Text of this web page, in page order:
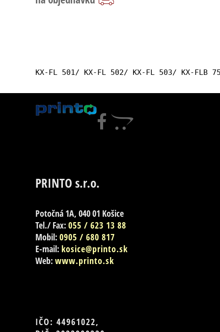
KX-FL 501/ KX-FL 502/ KX-FL 503/ KX-FLB
PRINTO s.r.o.
Potočná 1A, 040 01 Košice
Tel./ Fax: 055 / 623 13 88
Mobil: 0905 / 680 817
E-mail: kosice@printo.sk
Web: www.printo.sk
IČO: 44961022,